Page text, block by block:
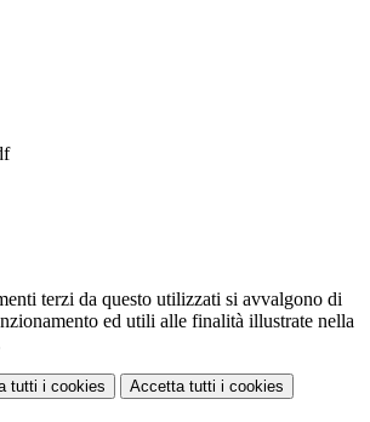
terzi da questo utilizzati si avvalgono di
ed utili alle finalità illustrate nella
tutti i cookies Accetta tutti i cookies